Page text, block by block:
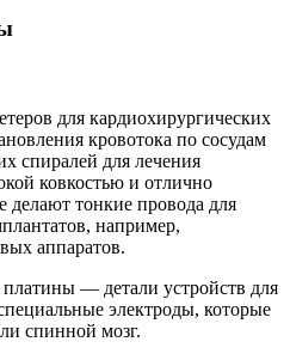
для кардиохирургических
кровотока по сосудам
спиралей для лечения
ковкостью и отлично
делают тонкие провода для
например,
аппаратов.
— детали устройств для
электроды, которые
спинной мозг.